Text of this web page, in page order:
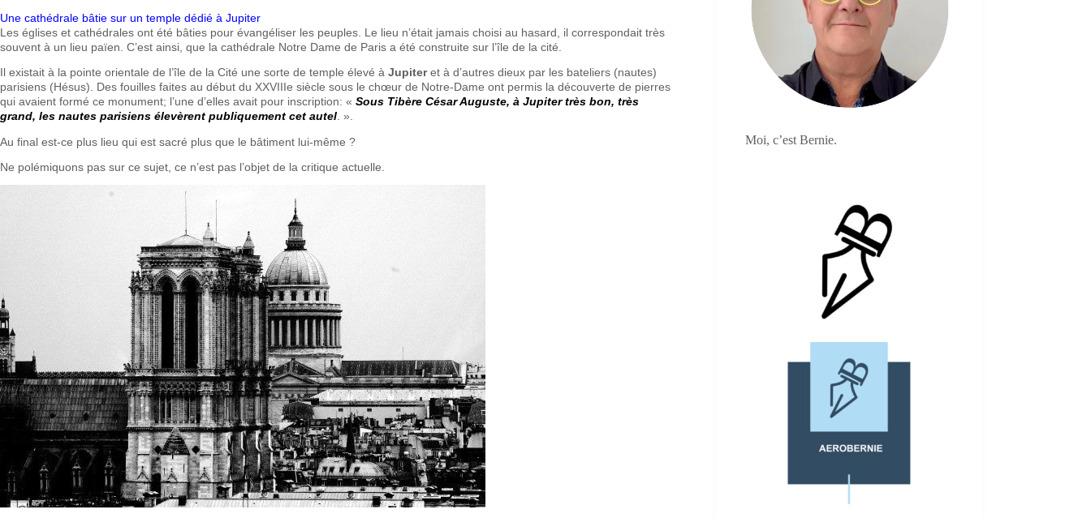
Une cathédrale bâtie sur un temple dédié à Jupiter
Les églises et cathédrales ont été bâties pour évangéliser les peuples. Le lieu n’était jamais choisi au hasard, il correspondait très
souvent à un lieu païen. C’est ainsi, que la cathédrale Notre Dame de Paris a été construite sur l’île de la cité.
Il existait à la pointe orientale de l’île de la Cité une sorte de temple élevé à Jupiteret à d’autres dieux par les bateliers (nautes)
parisiens (Hésus). Des fouilles faites au début du XXVIIIe siècle sous le chœur de Notre-Dame ont permis la découverte de pierres
qui avaient formé ce monument; l’une d’elles avait pour inscription: « Sous Tibère César Auguste, à Jupiter très bon, très
grand, les nautes parisiens élevèrent publiquement cet autel. ».
Au final est-ce plus lieu qui est sacré plus que le bâtiment lui-même ?
Ne polémiquons pas sur ce sujet, ce n’est pas l’objet de la critique actuelle.
Moi, c’est Bernie.